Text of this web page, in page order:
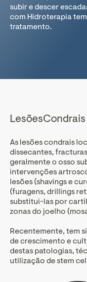
subir e descer
com Hidroterapia
tratamento.
As lesões condrais
dissecantes,
geralmente o osso
intervenções
lesões (shavings e
(furagens, drillings
substitui-las por
zonas do joelho
Recentemente, tem
de crescimento e
destas patologias,
utilização de stem